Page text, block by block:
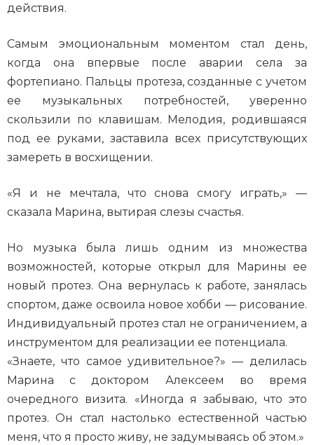
действия.
Самым эмоциональным моментом стал день,
когда она впервые после аварии села за
фортепиано. Пальцы протеза, созданные с учетом
ее музыкальных потребностей, уверенно
скользили по клавишам. Мелодия, родившаяся
под ее руками, заставила всех присутствующих
замереть в восхищении.
«Я и не мечтала, что снова смогу играть,» —
сказала Марина, вытирая слезы счастья.
Но музыка была лишь одним из множества
возможностей, которые открыл для Марины ее
новый протез. Она вернулась к работе, занялась
спортом, даже освоила новое хобби — рисование.
Индивидуальный протез стал не ограничением, а
инструментом для реализации ее потенциала.
«Знаете, что самое удивительное?» — делилась
Марина с доктором Алексеем во время
очередного визита. «Иногда я забываю, что это
протез. Он стал настолько естественной частью
меня, что я просто живу, не задумываясь об этом.»